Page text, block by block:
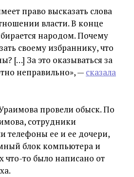
право высказать слова
власти. В конце
народом. Почему
своему избраннику, что
[…] За это оказываться за
неправильно», — сказала
провели обыск. По
сотрудники
телефоны ее и ее дочери,
блок компьютера и
что-то было написано от